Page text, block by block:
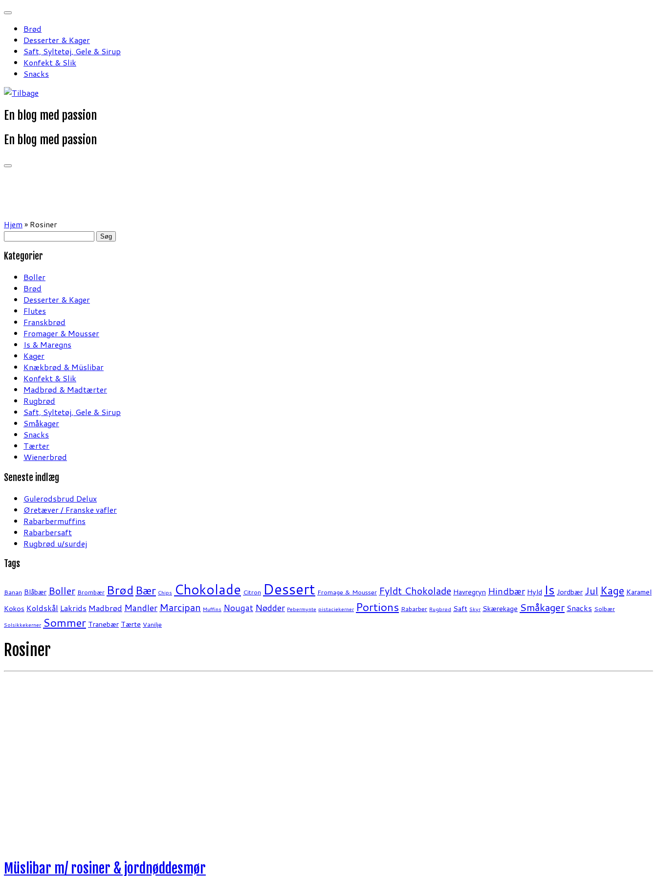
Fortsæt
indholdBrød
Desserter & Kager
Saft, Syltetøj, Gele & Sirup
Konfekt & Slik
Snacks
En blog med passion
En blog med passion
Hjem » Rosiner
Søg
Kategorier
Boller
Brød
Desserter & Kager
Flutes
Franskbrød
Fromager & Mousser
Is & Maregns
Kager
Knækbrød & Müslibar
Konfekt & Slik
Madbrød & Madtærter
Rugbrød
Saft, Syltetøj, Gele & Sirup
Småkager
Snacks
Tærter
Wienerbrød
Seneste indlæg
Gulerodsbrud Delux
Øretæver / Franske vafler
Rabarbermuffins
Rabarbersaft
Rugbrød u/surdej
Tags
Banan Blåbær Boller Brombær Brød Bær Chips Chokolade Citron Dessert Fromage & Mousser Fyldt Chokolade Havregryn Hindbær Hyld Is Jordbær Jul Kage Karamel
Kokos Koldskål Lakrids Madbrød Mandler Marcipan Muffins Nougat Nødder Pebermynte pistaciekerner Portions Rabarber Rugbrød Saft Skyr Skærekage Småkager Snacks Solbær
Solsikkekerner Sommer Tranebær Tærte Vanilje
Rosiner
Müslibar m/ rosiner & jordnøddesmør